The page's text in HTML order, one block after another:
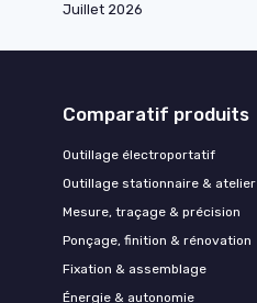
Juillet 2026
Comparatif produits
Outillage électroportatif
Outillage stationnaire & atelier
Mesure, traçage & précision
Ponçage, finition & rénovation
Fixation & assemblage
Énergie & autonomie